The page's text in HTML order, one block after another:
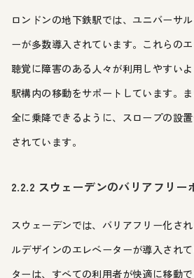
ロンドンの地下鉄駅では、ユニバーサ
ーが多数導入されています。これらの
聴覚に障害のある人々が利用しやすいよ
駅構内の移動をサポートしています。
全に乗降できるように、スロープの設
されています。
2.2.2 スウェーデンのバリアフリー
スウェーデンでは、バリアフリー化さ
ルデザインのエレベーターが導入され
ターは、すべての利用者が快適に移動